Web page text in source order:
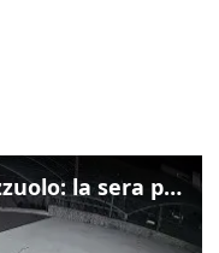
Ladri alla Comelstile di Pozzuolo: la sera prima il tentato furto a Buja, ecco le immagini